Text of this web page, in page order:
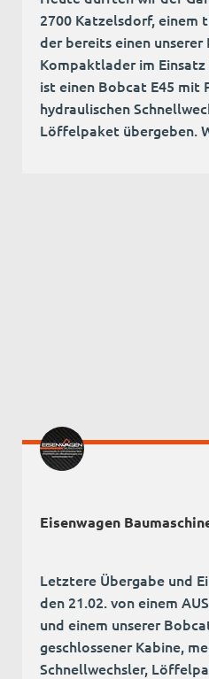
2700 Katzelsdorf, einem
der bereits einen unserer
Kompaktlader im
ist einen Bobcat E45 mit
hydraulischen
Löffelpaket übergeben.
Eisenwagen
Letztere Übergabe und
den 21.02. von einem
und einem unserer
geschlossener Kabine,
Schnellwechsler,